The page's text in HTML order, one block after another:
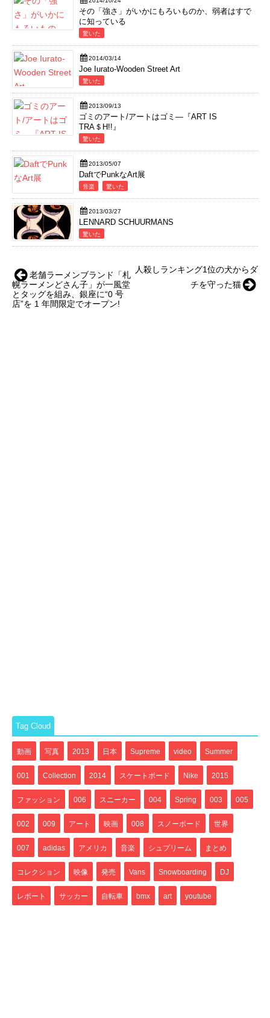
その「強さ」がいかにもろいものか、弱者はすで
に知っている
驚いた
2014/03/14
Joe Iurato-Wooden Street Art
驚いた
2013/09/13
ゴミのアート/アートはゴミ―『ART IS
TRA＄H!!』
驚いた
2013/05/07
DaftでPunkなArt展
音楽 驚いた
2013/03/27
LENNARD SCHUURMANS
驚いた
人殺しランキング1位の犬からダ
チを守った猫
老舗ラーメンブランド「札
幌ラーメンどさん子」が一風堂
とタッグを組み、銀座に“0 号
店”を 1 年間限定でオープン!
Tag Cloud
動画 写真 2013 日本 Supreme video Summer
001 Collection 2014 スケートボード Nike 2015
ファッション 006 スニーカー 004 Spring 003 005
002 009 アート 映画 008 スノーボード 世界
007 adidas アメリカ 音楽 シュプリーム まとめ
コレクション 映像 発売 Vans Snowboarding DJ
レポート サッカー 自転車 bmx art youtube